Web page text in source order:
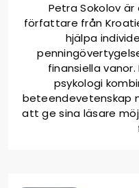
Petra Sokolov
författare från
hjälpa
finansiella
psykologi
beteendevetenskap
att ge sina läsare